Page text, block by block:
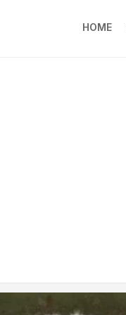
HOME